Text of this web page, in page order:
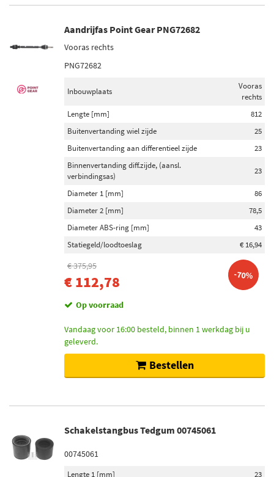
Aandrijfas Point Gear PNG72682
Vooras rechts
PNG72682
Inbouwplaats
Vooras
rechts
Lengte [mm]
812
Buitenvertanding wiel zijde
25
Buitenvertanding aan differentieel zijde
23
Binnenvertanding diff.zijde, (aansl.
verbindingsas)
23
Diameter 1 [mm]
86
Diameter 2 [mm]
78,5
Diameter ABS-ring [mm]
43
Statiegeld/loodtoeslag
€ 16,94
€ 375,95
€ 112,78 -70%
Op voorraad
Vandaag voor 16:00 besteld, binnen 1 werkdag bij u
geleverd.
Bestellen
Schakelstangbus Tedgum 00745061
00745061
Lengte 1 [mm] 23